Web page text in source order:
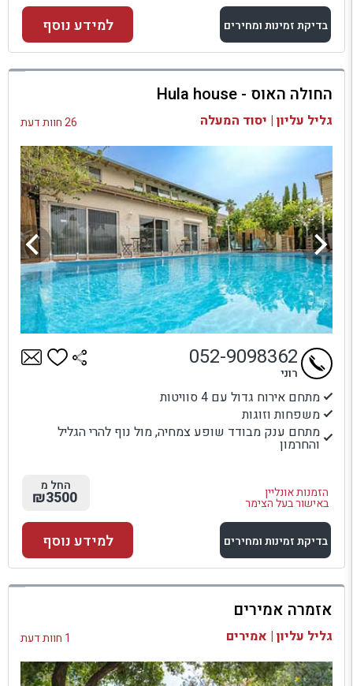
בדיקת זמינות ומחירים
למתחם זה
בדיקת זמינות ומחירים
למידע נוסף
החולה האוס - Hula house
גליל עליון | יסוד המעלה 26 חוות דעת
מתחם אירוח גדול עם 4 סוויטות
משפחות וזוגות
מתחם ענק מבודד שופע צמחיה, מול נוף להרי הגליל
והחרמון
הזמנות אונליין
באישור בעל הצימר
052-9098362
רוני
החל מ
₪3500
בדיקת זמינות ומחירים
למתחם זה
בדיקת זמינות ומחירים
למידע נוסף
אזמרה אמירים
גליל עליון | אמירים 1 חוות דעת